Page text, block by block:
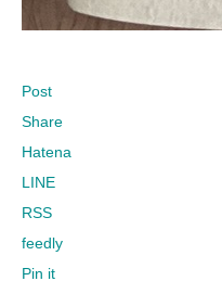
Post
Share
Hatena
LINE
RSS
feedly
Pin it